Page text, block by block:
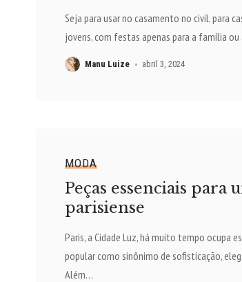
Seja para usar no casamento no civil, para
jovens, com festas apenas para a família ou
Manu Luize abril 3, 2024
MODA
Peças essenciais para
parisiense
Paris, a Cidade Luz, há muito tempo ocupa
popular como sinônimo de sofisticação,
Além…